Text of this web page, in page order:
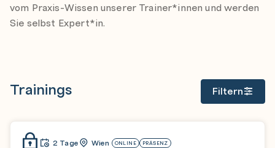
vom Praxis-Wissen unserer Trainer*innen und werden
Sie selbst Expert*in.
Trainings Filtern
2 Tage Wien ONLINE PRÄSENZ